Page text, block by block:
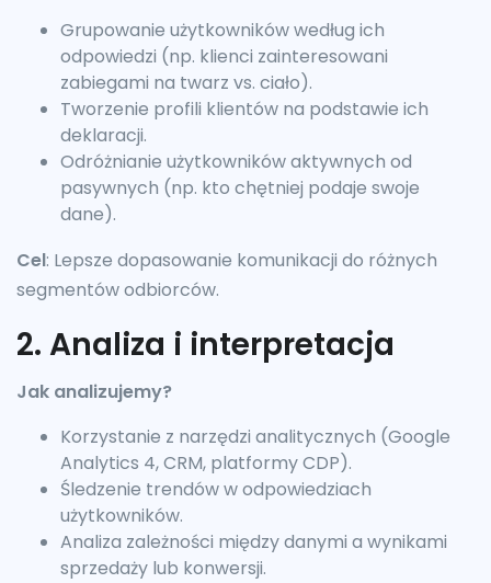
Grupowanie użytkowników według ich
odpowiedzi (np. klienci zainteresowani
zabiegami na twarz vs. ciało).
Tworzenie profili klientów na podstawie ich
deklaracji.
Odróżnianie użytkowników aktywnych od
pasywnych (np. kto chętniej podaje swoje
dane).
Cel: Lepsze dopasowanie komunikacji do różnych
segmentów odbiorców.
2. Analiza i interpretacja
Jak analizujemy?
Korzystanie z narzędzi analitycznych (Google
Analytics 4, CRM, platformy CDP).
Śledzenie trendów w odpowiedziach
użytkowników.
Analiza zależności między danymi a wynikami
sprzedaży lub konwersji.